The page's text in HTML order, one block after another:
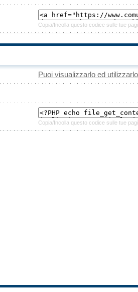
Copia/Incolla questo codice sulle tue
Puoi visualizzarlo ed
Copia/Incolla questo codice sulle tue